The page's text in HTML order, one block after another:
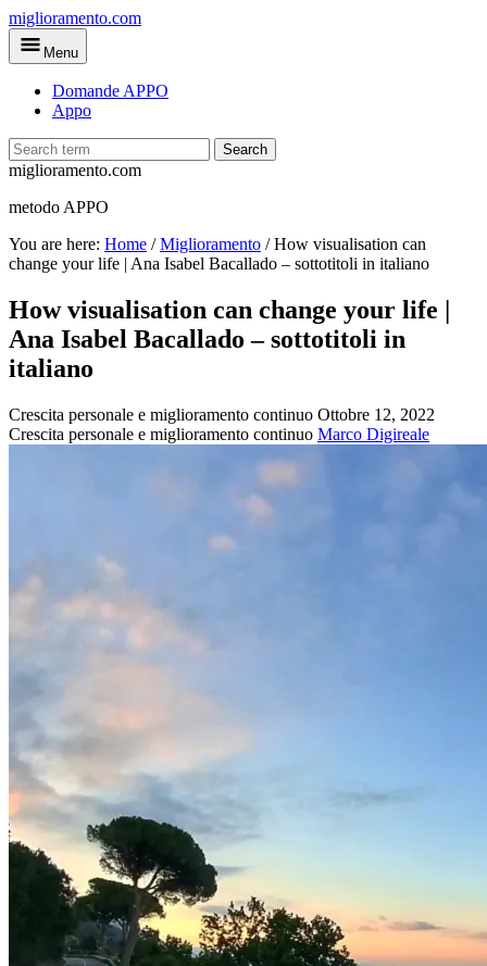
Skip
to
main
miglioramento.com
Menu
Domande APPO
Appo
Search
miglioramento.com
metodo APPO
You are here: Home /Miglioramento /How visualisation can
change your life | Ana Isabel Bacallado – sottotitoli in italiano
How visualisation can change your life |
Ana Isabel Bacallado – sottotitoli in
italiano
Crescita personale e miglioramento continuo Ottobre 12, 2022
Crescita personale e miglioramento continuo Marco Digireale